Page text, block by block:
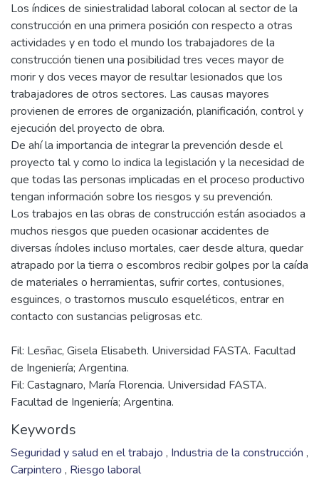
Los índices de siniestralidad laboral colocan al sector de la
construcción en una primera posición con respecto a otras
actividades y en todo el mundo los trabajadores de la
construcción tienen una posibilidad tres veces mayor de
morir y dos veces mayor de resultar lesionados que los
trabajadores de otros sectores. Las causas mayores
provienen de errores de organización, planificación, control y
ejecución del proyecto de obra.
De ahí la importancia de integrar la prevención desde el
proyecto tal y como lo indica la legislación y la necesidad de
que todas las personas implicadas en el proceso productivo
tengan información sobre los riesgos y su prevención.
Los trabajos en las obras de construcción están asociados a
muchos riesgos que pueden ocasionar accidentes de
diversas índoles incluso mortales, caer desde altura, quedar
atrapado por la tierra o escombros recibir golpes por la caída
de materiales o herramientas, sufrir cortes, contusiones,
esguinces, o trastornos musculo esqueléticos, entrar en
Fil: Lesñac, Gisela Elisabeth. Universidad FASTA. Facultad
de Ingeniería; Argentina.
Fil: Castagnaro, María Florencia. Universidad FASTA.
Facultad de Ingeniería; Argentina.
Keywords
Seguridad y salud en el trabajo , Industria de la construcción ,
Carpintero , Riesgo laboral